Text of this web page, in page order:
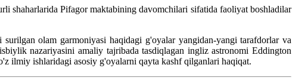
shaharlarida Pifagor maktabining davomchilari sifatida faoliyat boshladilar
olam garmoniyasi haqidagi g'oyalar yangidan-yangi tarafdorlar va
nazariyasini amaliy tajribada tasdiqlagan ingliz astronomi Eddington
ilmiy ishlaridagi asosiy g'oyalarni qayta kashf qilganlari haqiqat.